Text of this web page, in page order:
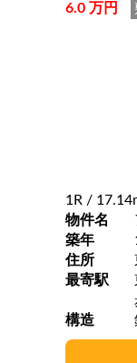
6.0 万円
1R /
物件名
築年
住所
最寄駅
構造